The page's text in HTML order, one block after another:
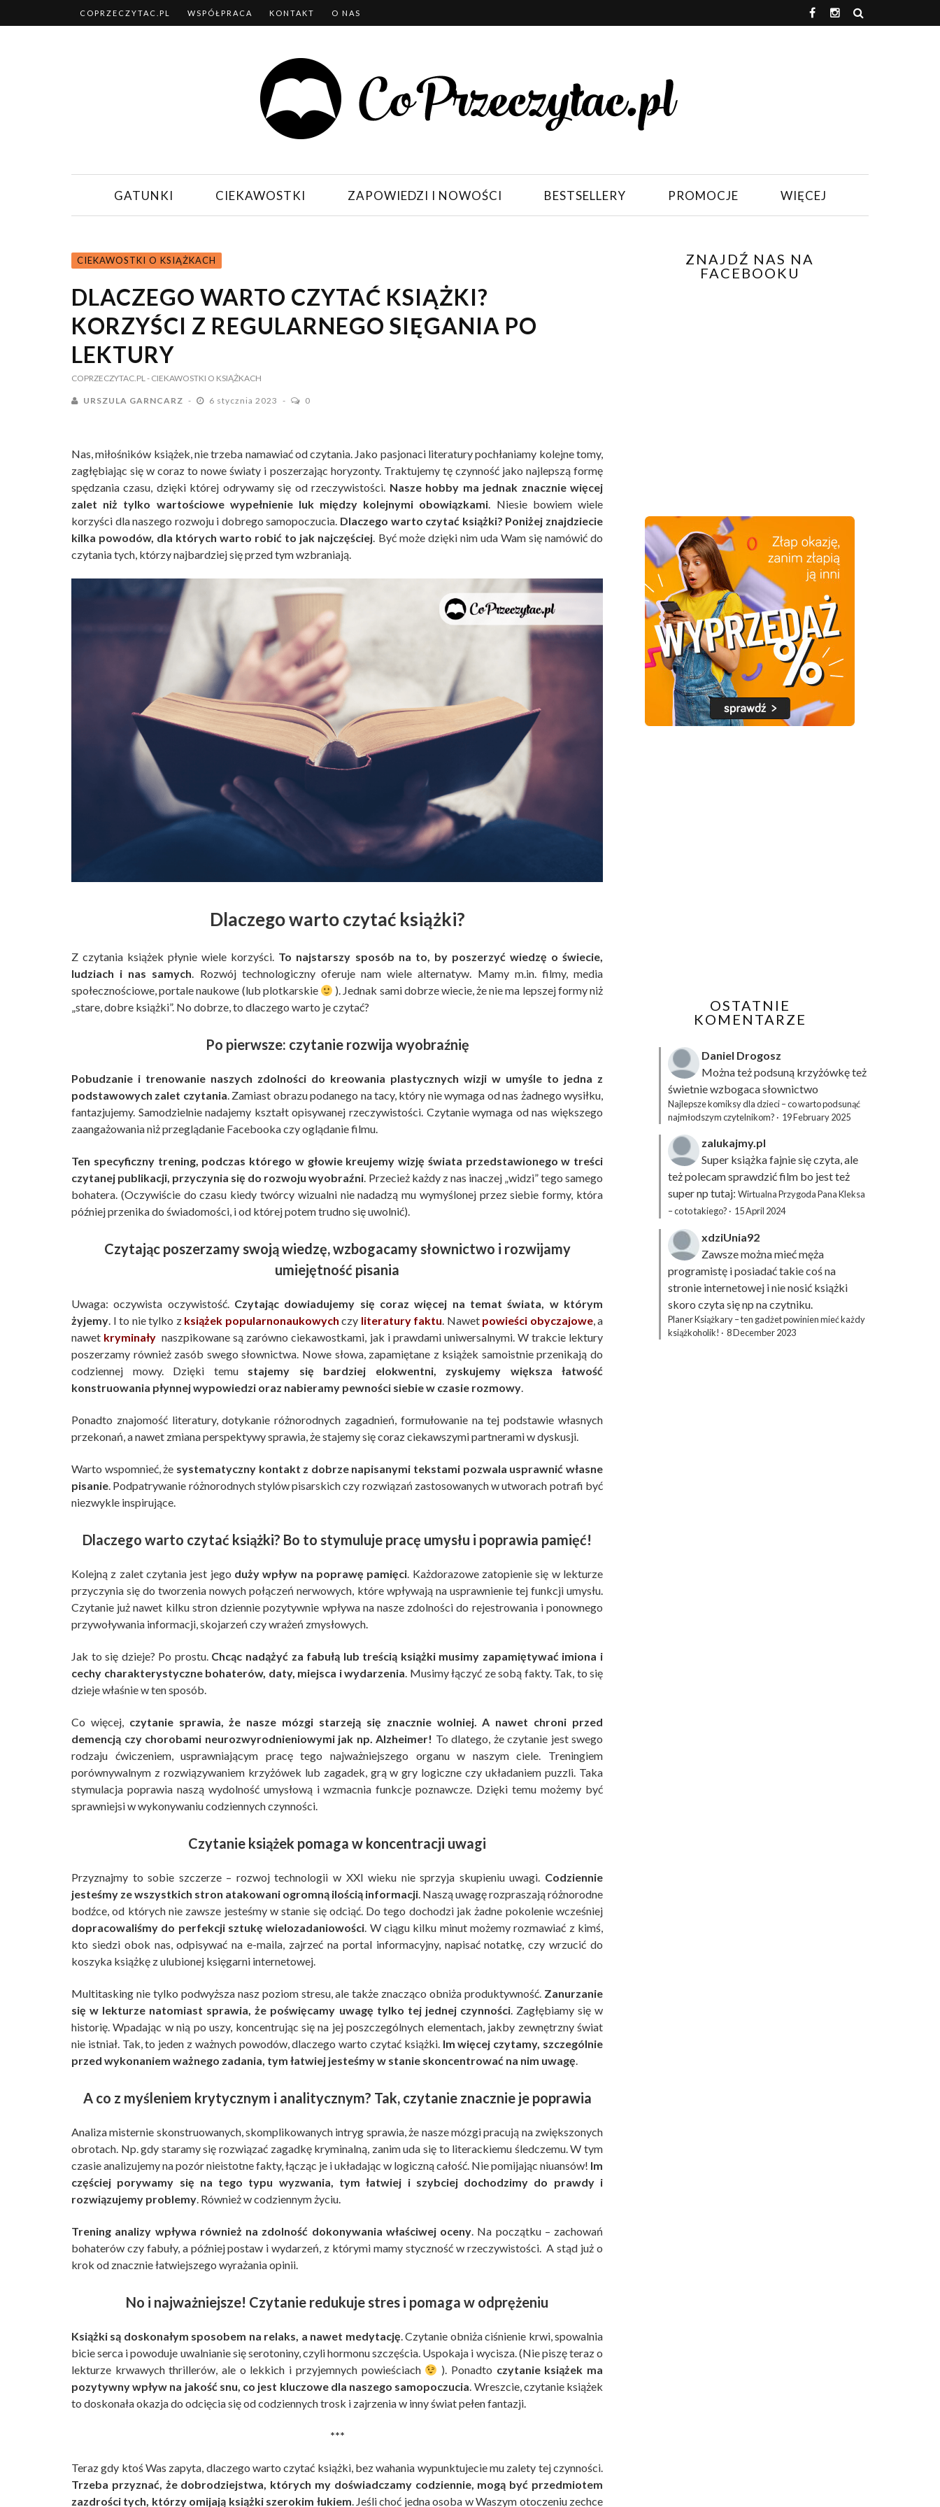
COPRZECZYTAC.PL WSPÓŁPRACA KONTAKT O NAS
GATUNKI CIEKAWOSTKI ZAPOWIEDZI I NOWOŚCI BESTSELLERY PROMOCJE WIĘCEJ
CIEKAWOSTKI O KSIĄŻKACH
DLACZEGO WARTO CZYTAĆ KSIĄŻKI?
KORZYŚCI Z REGULARNEGO SIĘGANIA PO
LEKTURY
COPRZECZYTAC.PL- CIEKAWOSTKI O KSIĄŻKACH
URSZULA GARNCARZ 6 stycznia 2023 0
Nas, miłośników książek, nie trzeba namawiać od czytania. Jako pasjonaci literatury pochłaniamy kolejne tomy,
zagłębiając się w coraz to nowe światy i poszerzając horyzonty. Traktujemy tę czynność jako najlepszą formę
spędzania czasu, dzięki której odrywamy się od rzeczywistości. Nasze hobby ma jednak znacznie więcej
zalet niż tylko wartościowe wypełnienie luk między kolejnymi obowiązkami. Niesie bowiem wiele
korzyści dla naszego rozwoju i dobrego samopoczucia. Dlaczego warto czytać książki? Poniżej znajdziecie
kilka powodów, dla których warto robić to jak najczęściej. Być może dzięki nim uda Wam się namówić do
czytania tych, którzy najbardziej się przed tym wzbraniają.
Dlaczego warto czytać książki?
Z czytania książek płynie wiele korzyści. To najstarszy sposób na to, by poszerzyć wiedzę o świecie,
ludziach i nas samych. Rozwój technologiczny oferuje nam wiele alternatyw. Mamy m.in. filmy, media
społecznościowe, portale naukowe (lub plotkarskie
). Jednak sami dobrze wiecie, że nie ma lepszej formy niż
„stare, dobre książki”. No dobrze, to dlaczego warto je czytać?
Po pierwsze: czytanie rozwija wyobraźnię
Pobudzanie i trenowanie naszych zdolności do kreowania plastycznych wizji w umyśle to jedna z
podstawowych zalet czytania. Zamiast obrazu podanego na tacy, który nie wymaga od nas żadnego wysiłku,
fantazjujemy. Samodzielnie nadajemy kształt opisywanej rzeczywistości. Czytanie wymaga od nas większego
zaangażowania niż przeglądanie Facebooka czy oglądanie filmu.
Ten specyficzny trening, podczas którego w głowie kreujemy wizję świata przedstawionego w treści
czytanej publikacji, przyczynia się do rozwoju wyobraźni. Przecież każdy z nas inaczej „widzi” tego samego
bohatera. (Oczywiście do czasu kiedy twórcy wizualni nie nadadzą mu wymyślonej przez siebie formy, która
później przenika do świadomości, i od której potem trudno się uwolnić).
Czytając poszerzamy swoją wiedzę, wzbogacamy słownictwo i rozwijamy
umiejętność pisania
Uwaga: oczywista oczywistość. Czytając dowiadujemy się coraz więcej na temat świata, w którym
żyjemy. I to nie tylko z książek popularnonaukowych czy literatury faktu. Nawet powieści obyczajowe, a
nawet kryminały naszpikowane są zarówno ciekawostkami, jak i prawdami uniwersalnymi. W trakcie lektury
poszerzamy również zasób swego słownictwa. Nowe słowa, zapamiętane z książek samoistnie przenikają do
codziennej mowy. Dzięki temu stajemy się bardziej elokwentni, zyskujemy większa łatwość
konstruowania płynnej wypowiedzi oraz nabieramy pewności siebie w czasie rozmowy.
Ponadto znajomość literatury, dotykanie różnorodnych zagadnień, formułowanie na tej podstawie własnych
przekonań, a nawet zmiana perspektywy sprawia, że stajemy się coraz ciekawszymi partnerami w dyskusji.
Warto wspomnieć, że systematyczny kontakt z dobrze napisanymi tekstami pozwala usprawnić własne
pisanie. Podpatrywanie różnorodnych stylów pisarskich czy rozwiązań zastosowanych w utworach potrafi być
niezwykle inspirujące.
Dlaczego warto czytać książki? Bo to stymuluje pracę umysłu i poprawia pamięć!
Kolejną z zalet czytania jest jego duży wpływ na poprawę pamięci. Każdorazowe zatopienie się w lekturze
przyczynia się do tworzenia nowych połączeń nerwowych, które wpływają na usprawnienie tej funkcji umysłu.
Czytanie już nawet kilku stron dziennie pozytywnie wpływa na nasze zdolności do rejestrowania i ponownego
przywoływania informacji, skojarzeń czy wrażeń zmysłowych.
Jak to się dzieje? Po prostu. Chcąc nadążyć za fabułą lub treścią książki musimy zapamiętywać imiona i
cechy charakterystyczne bohaterów, daty, miejsca i wydarzenia. Musimy łączyć ze sobą fakty. Tak, to się
dzieje właśnie w ten sposób.
Co więcej, czytanie sprawia, że nasze mózgi starzeją się znacznie wolniej. A nawet chroni przed
demencją czy chorobami neurozwyrodnieniowymi jak np. Alzheimer! To dlatego, że czytanie jest swego
rodzaju ćwiczeniem, usprawniającym pracę tego najważniejszego organu w naszym ciele. Treningiem
porównywalnym z rozwiązywaniem krzyżówek lub zagadek, grą w gry logiczne czy układaniem puzzli. Taka
stymulacja poprawia naszą wydolność umysłową i wzmacnia funkcje poznawcze. Dzięki temu możemy być
sprawniejsi w wykonywaniu codziennych czynności.
Czytanie książek pomaga w koncentracji uwagi
Przyznajmy to sobie szczerze – rozwoj technologii w XXI wieku nie sprzyja skupieniu uwagi. Codziennie
jesteśmy ze wszystkich stron atakowani ogromną ilością informacji. Naszą uwagę rozpraszają różnorodne
bodźce, od których nie zawsze jesteśmy w stanie się odciąć. Do tego dochodzi jak żadne pokolenie wcześniej
dopracowaliśmy do perfekcji sztukę wielozadaniowości. W ciągu kilku minut możemy rozmawiać z kimś,
kto siedzi obok nas, odpisywać na e-maila, zajrzeć na portal informacyjny, napisać notatkę, czy wrzucić do
koszyka książkę z ulubionej księgarni internetowej.
Multitasking nie tylko podwyższa nasz poziom stresu, ale także znacząco obniża produktywność. Zanurzanie
się w lekturze natomiast sprawia, że poświęcamy uwagę tylko tej jednej czynności. Zagłębiamy się w
historię. Wpadając w nią po uszy, koncentrując się na jej poszczególnych elementach, jakby zewnętrzny świat
nie istniał. Tak, to jeden z ważnych powodów, dlaczego warto czytać książki. Im więcej czytamy, szczególnie
przed wykonaniem ważnego zadania, tym łatwiej jesteśmy w stanie skoncentrować na nim uwagę.
A co z myśleniem krytycznym i analitycznym? Tak, czytanie znacznie je poprawia
Analiza misternie skonstruowanych, skomplikowanych intryg sprawia, że nasze mózgi pracują na zwiększonych
obrotach. Np. gdy staramy się rozwiązać zagadkę kryminalną, zanim uda się to literackiemu śledczemu. W tym
czasie analizujemy na pozór nieistotne fakty, łącząc je i układając w logiczną całość. Nie pomijając niuansów! Im
częściej porywamy się na tego typu wyzwania, tym łatwiej i szybciej dochodzimy do prawdy i
rozwiązujemy problemy. Również w codziennym życiu.
Trening analizy wpływa również na zdolność dokonywania właściwej oceny. Na początku – zachowań
bohaterów czy fabuły, a później postaw i wydarzeń, z którymi mamy styczność w rzeczywistości. A stąd już o
krok od znacznie łatwiejszego wyrażania opinii.
No i najważniejsze! Czytanie redukuje stres i pomaga w odprężeniu
Książki są doskonałym sposobem na relaks, a nawet medytację. Czytanie obniża ciśnienie krwi, spowalnia
bicie serca i powoduje uwalnianie się serotoniny, czyli hormonu szczęścia. Uspokaja i wycisza. (Nie piszę teraz o
lekturze krwawych thrillerów, ale o lekkich i przyjemnych powieściach
). Ponadto czytanie książek ma
pozytywny wpływ na jakość snu, co jest kluczowe dla naszego samopoczucia. Wreszcie, czytanie książek
to doskonała okazja do odcięcia się od codziennych trosk i zajrzenia w inny świat pełen fantazji.
***
Teraz gdy ktoś Was zapyta, dlaczego warto czytać książki, bez wahania wypunktujecie mu zalety tej czynności.
Trzeba przyznać, że dobrodziejstwa, których my doświadczamy codziennie, mogą być przedmiotem
zazdrości tych, którzy omijają książki szerokim łukiem. Jeśli choć jedna osoba w Waszym otoczeniu zechce
ZNAJDŹ NAS NA
FACEBOOKU
OSTATNIE
KOMENTARZE
Daniel Drogosz
Można też podsuną krzyżówkęteż
świetnie wzbogaca słownictwo
Najlepsze komiksy dla dzieci – co warto podsunąć
najmłodszym czytelnikom? · 19 February 2025
zalukajmy.pl
Super książka fajnie się czyta, ale
też polecam sprawdzić film bo jest też
super np tutaj: Wirtualna Przygoda Pana Kleksa
– co to takiego? · 15 April 2024
xdziUnia92
Zawsze można mieć męża
programistę i posiadać takie coś na
stronie internetowej i nie nosić książki
skoro czyta się np na czytniku.
Planer Książkary – ten gadżet powinien mieć każdy
książkoholik! · 8 December 2023